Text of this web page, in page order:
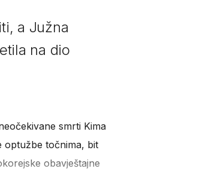
a Južna
na dio
smrti Kima
optužbe točnima, bit
obavještajne